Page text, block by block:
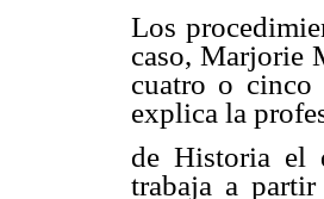
Los
caso, Marjorie
cuatro o cinco
explica la
de Historia el
trabaja a